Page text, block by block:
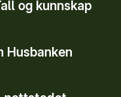
og kunnskap
Husbanken